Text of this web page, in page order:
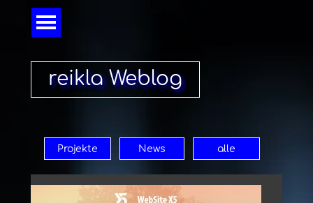
Direkt zum Seiteninhalt
reikla Weblog
Projekte News alle